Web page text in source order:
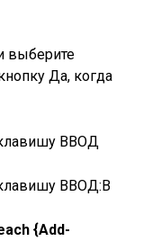
выберите
Да, когда
ВВОД
клавишу ВВОД:В
{Add-